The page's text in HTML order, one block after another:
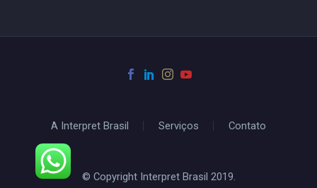
A Interpret Brasil Serviços Contato
© Copyright Interpret Brasil 2019.